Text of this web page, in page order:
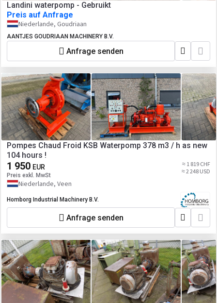
Landini waterpomp - Gebruikt
Preis auf Anfrage
Niederlande, Goudriaan
AANTJES GOUDRIAAN MACHINERY B.V.
Anfrage senden
Pompes Chaud Froid KSB Waterpomp 378 m3 / h as new
104 hours !
1 950 EUR
Preis exkl. MwSt
≈ 1 819 CHF
≈ 2 248 USD
Niederlande, Veen
Homborg Industrial Machinery B.V.
Anfrage senden